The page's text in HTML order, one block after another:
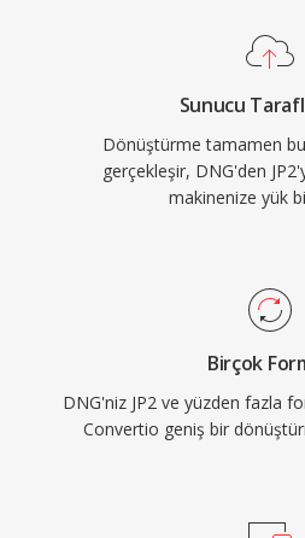
Sunucu
Dönüştürme tamamen
gerçekleşir, DNG'den
makinenize yük
Birçok
DNG'niz JP2 ve yüzden fazla
Convertio geniş bir